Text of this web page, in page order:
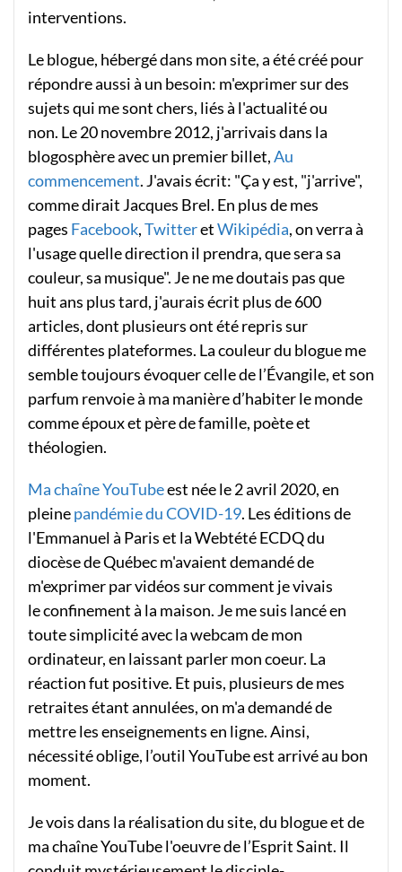
interventions.
Le blogue, hébergé dans mon site, a été créé pour
répondre aussi à un besoin: m'exprimer sur des
sujets qui me sont chers, liés à l'actualité ou
non. Le 20 novembre 2012, j'arrivais dans la
blogosphère avec un premier billet,Au
commencement. J'avais écrit: "Ça y est, "j'arrive",
comme dirait Jacques Brel. En plus de mes
pages Facebook,TwitteretWikipédia, on verra à
l'usage quelle direction il prendra, que sera sa
couleur, sa musique". Je ne me doutais pas que
huit ans plus tard, j'aurais écrit plus de 600
articles, dont plusieurs ont été repris sur
différentes plateformes. La couleur du blogue me
semble toujours évoquer celle de l’Évangile, et son
parfum renvoie à ma manière d’habiter le monde
comme époux et père de famille, poète et
théologien.
Ma chaîne YouTubeest née le 2 avril 2020, en
pleinepandémie du COVID-19. Les éditions de
l'Emmanuel à Paris et la Webtété ECDQ du
diocèse de Québec m'avaient demandé de
m'exprimer par vidéos sur comment je vivais
le confinement à la maison. Je me suis lancé en
toute simplicité avec la webcam de mon
ordinateur, en laissant parler mon coeur. La
réaction fut positive. Et puis, plusieurs de mes
retraites étant annulées, on m'a demandé de
mettre les enseignements en ligne. Ainsi,
nécessité oblige, l’outil YouTube est arrivé au bon
moment.
Je vois dans la réalisation du site, du blogue et de
ma chaîne YouTube l'oeuvre de l’Esprit Saint. Il